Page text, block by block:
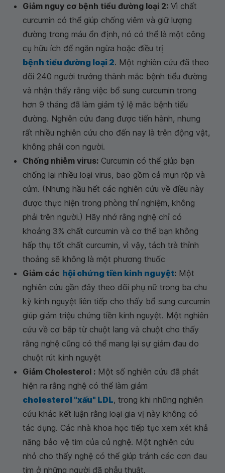
Giảm nguy cơ bệnh tiểu đường loại 2: Vì chất
curcumin có thể giúp chống viêm và giữ lượng
đường trong máu ổn định, nó có thể là một công
cụ hữu ích để ngăn ngừa hoặc điều trị
bệnh tiểu đường loại 2. Một nghiên cứu đã theo
dõi 240 người trưởng thành mắc bệnh tiểu đường
và nhận thấy rằng việc bổ sung curcumin trong
hơn 9 tháng đã làm giảm tỷ lệ mắc bệnh tiểu
đường. Nghiên cứu đang được tiến hành, nhưng
rất nhiều nghiên cứu cho đến nay là trên động vật,
không phải con người.
Chống nhiễm virus: Curcumin có thể giúp bạn
chống lại nhiều loại virus, bao gồm cả mụn rộp và
cúm. (Nhưng hầu hết các nghiên cứu về điều này
được thực hiện trong phòng thí nghiệm, không
phải trên người.) Hãy nhớ rằng nghệ chỉ có
khoảng 3% chất curcumin và cơ thể bạn không
hấp thụ tốt chất curcumin, vì vậy, tách trà thỉnh
thoảng sẽ không là một phương thuốc
Giảm các hội chứng tiền kinh nguyệt: Một
nghiên cứu gần đây theo dõi phụ nữ trong ba chu
kỳ kinh nguyệt liên tiếp cho thấy bổ sung curcumin
giúp giảm triệu chứng tiền kinh nguyệt. Một nghiên
cứu về cơ bắp từ chuột lang và chuột cho thấy
rằng nghệ cũng có thể mang lại sự giảm đau do
chuột rút kinh nguyệt
Giảm Cholesterol : Một số nghiên cứu đã phát
hiện ra rằng nghệ có thể làm giảm
cholesterol "xấu" LDL, trong khi những nghiên
cứu khác kết luận rằng loại gia vị này không có
tác dụng. Các nhà khoa học tiếp tục xem xét khả
năng bảo vệ tim của củ nghệ. Một nghiên cứu
nhỏ cho thấy nghệ có thể giúp tránh các cơn đau
tim ở những người đã phẫu thuật.